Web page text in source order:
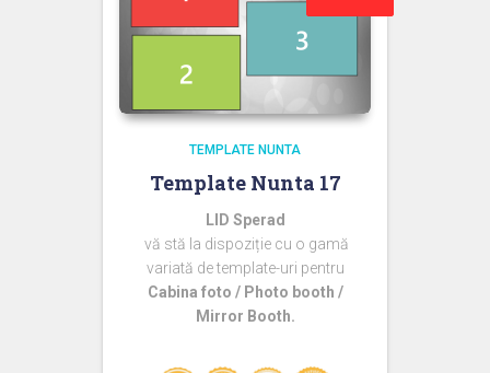
TEMPLATE NUNTA
Template Nunta 17
LID Sperad
vă stă la dispoziție cu o gamă
variată de template-uri pentru
Cabina foto / Photo booth /
Mirror Booth.